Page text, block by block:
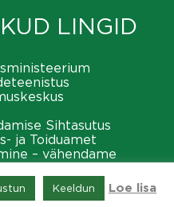
LINGID
Sihtasutus
ja Toiduamet
– vähendame
Keeldun Loe lisa